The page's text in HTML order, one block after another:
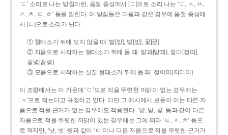
‘ㄷ’ 소리로 나는 받침이란, 음절 종성에서 [ㄷ]으로 소리 나는 ‘ㄷ, ㅅ, ㅆ,
ㅈ, ㅊ, ㅌ, ㅎ’ 등을 말한다. 이 받침들은 다음과 같은 경우에 음절 종성에
서 [ㄷ]으로 소리가 난다.
① 형태소가 뒤에 오지 않을 때: 밭[받], 빚[빋], 꽃[꼳]
② 자음으로 시작하는 형태소가 뒤에 올 때: 밭과[받꽈], 젖다[젇따],
꽃병[꼳뼝]
③ 모음으로 시작하는 실질 형태소가 뒤에 올 때: 젖어미[저더미]
이 조항에서는 이 가운데 ‘ㄷ’으로 적을 뚜렷한 까닭이 없는 경우에는
‘ㅅ’으로 적는다고 규정하고 있다. 다만 그 예시에서 보듯이 이는 다른 자
음으로 적을 근거가 없는 경우에도 적용된다. ‘밭, 빚, 꽃’ 등과 같이 다른
자음으로 적을 뚜렷한 까닭이 있는 경우에는 그에 따라 ‘ㅌ, ㅈ, ㅊ’ 등으
로 적지만, ‘낫, 빗’ 등과 같이 ‘ㄷ’이나 다른 자음으로 적을 뚜렷한 근거가